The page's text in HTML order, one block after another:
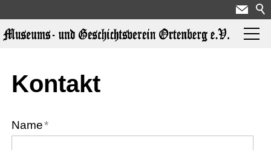
Aktuelles
Über uns
Kontakt
Name*